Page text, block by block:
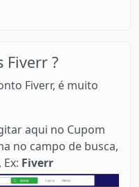
Fiverr ?
Fiverr, é muito
aqui no Cupom
no campo de busca,
Fiverr